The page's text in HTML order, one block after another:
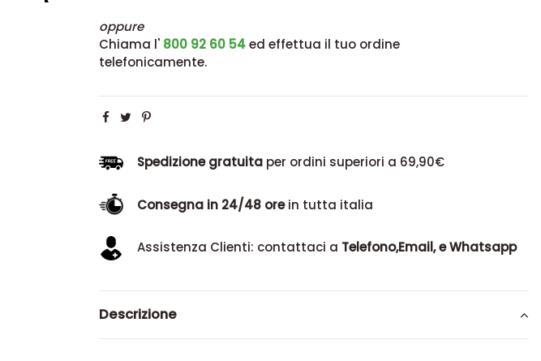
oppure
Chiama l' 800 92 60 54ed effettua il tuo ordine
telefonicamente.
Spedizione gratuitaper ordini superiori a 69,90€
Consegna in 24/48 orein tutta italia
Assistenza Clienti: contattaci a Telefono,Email, e Whatsapp
Descrizione